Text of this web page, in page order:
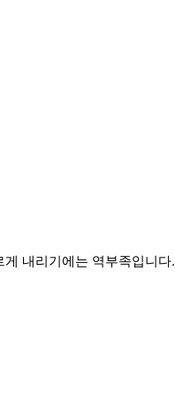
내리기에는 역부족입니다.